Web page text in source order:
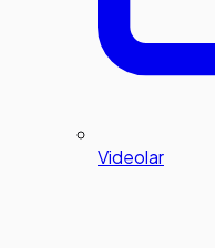
Videolar